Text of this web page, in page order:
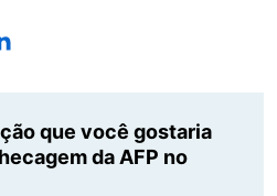
que você gostaria
da AFP no